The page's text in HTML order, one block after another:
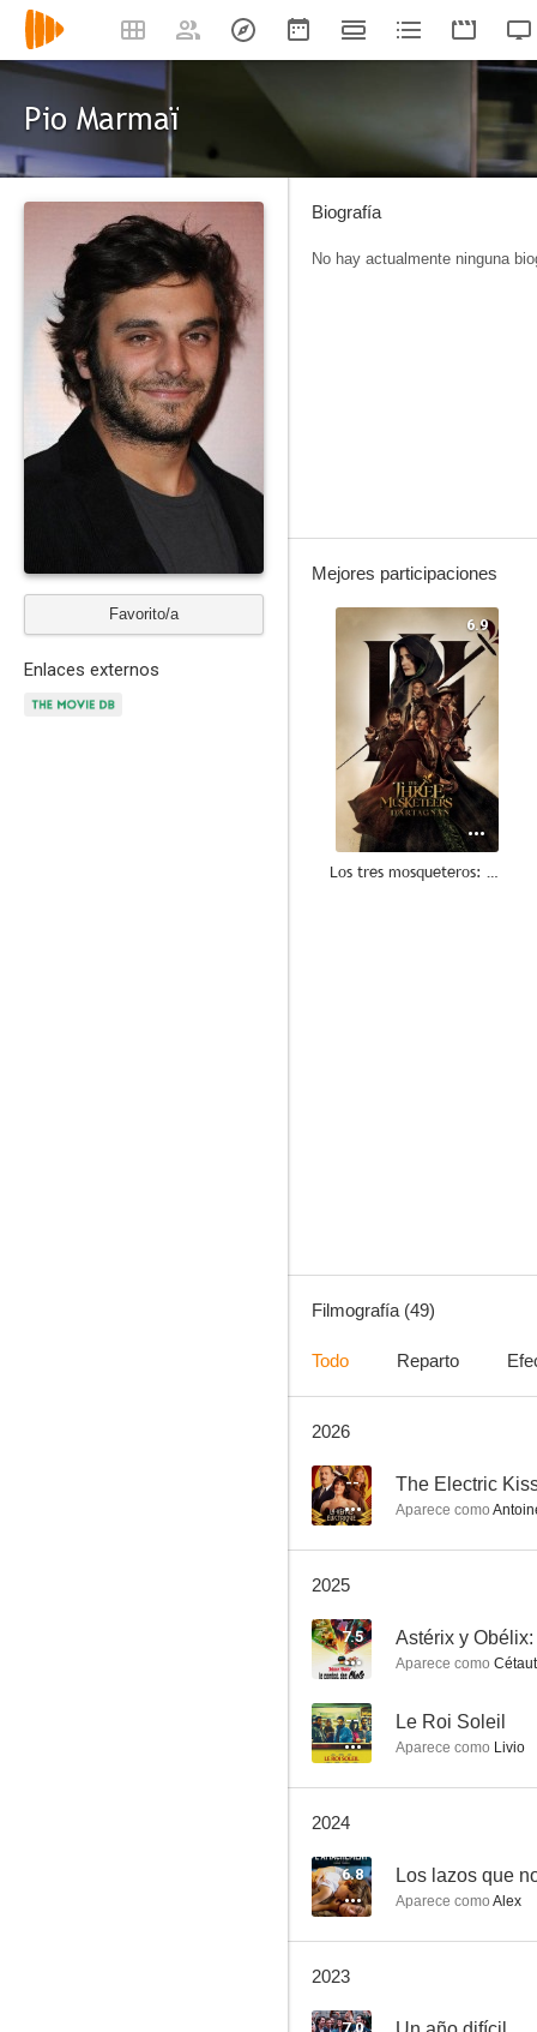
Pio Marmaï
Favorito/a
Enlaces externos
Biografía
No hay actualmente ninguna
Mejores participaciones
6.9
Los tres mosqueteros: D'Artagnan
7.0
Un año difícil
6.6
Filmografía (49)
Todo Reparto
2026
-- The Electric
Aparece como
2025
7.5
Aparece como
-- Le Roi Soleil
Aparece como Livio
2024
6.8 Los lazos que
Aparece como Alex
2023
7.0